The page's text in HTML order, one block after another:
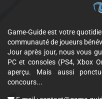
Game-Guide est votre
communauté de joueurs
Jour après jour, nous vous
PC et consoles (PS4, Xbox
aperçu. Mais aussi
concours...